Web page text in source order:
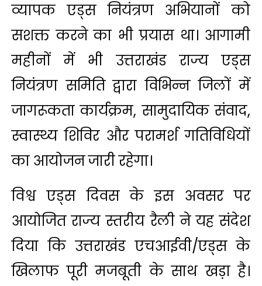
व्यापक एड्स नियंत्रण अभियानों को
सशक्त करने का भी प्रयास था। आगामी
महीनों में भी उत्तराखंड राज्य एड्स
नियंत्रण समिति द्वारा विभिन्न जिलों में
जागरूकता कार्यक्रम, सामुदायिक संवाद,
स्वास्थ्य शिविर और परामर्श गतिविधियों
का आयोजन जारी रहेगा।
विश्व एड्स दिवस के इस अवसर पर
आयोजित राज्य स्तरीय रैली ने यह संदेश
दिया कि उत्तराखंड एचआईवी/एड्स के
खिलाफ पूरी मजबूती के साथ खड़ा है।